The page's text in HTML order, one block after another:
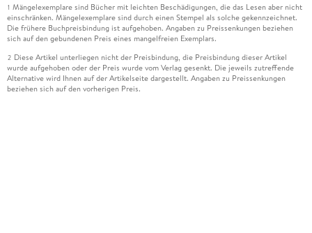
1 Mängelexemplare sind Bücher mit leichten Beschädigungen, die das Lesen aber nicht
einschränken. Mängelexemplare sind durch einen Stempel als solche gekennzeichnet.
Die frühere Buchpreisbindung ist aufgehoben. Angaben zu Preissenkungen beziehen
sich auf den gebundenen Preis eines mangelfreien Exemplars.
2 Diese Artikel unterliegen nicht der Preisbindung, die Preisbindung dieser Artikel
wurde aufgehoben oder der Preis wurde vom Verlag gesenkt. Die jeweils zutreffende
Alternative wird Ihnen auf der Artikelseite dargestellt. Angaben zu Preissenkungen
beziehen sich auf den vorherigen Preis.